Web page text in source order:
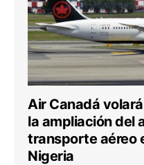
Air Canadá
la ampliación del
transporte aéreo
Nigeria